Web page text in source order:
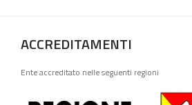
ACCREDITAMENTI
Ente accreditato nelle seguenti regioni